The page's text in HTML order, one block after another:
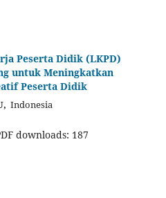
Peserta Didik (LKPD)
untuk Meningkatkan
Peserta Didik
Indonesia
downloads: 187